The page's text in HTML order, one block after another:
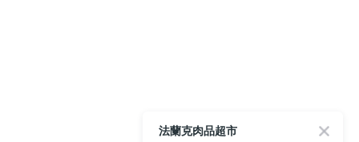
法蘭克肉品超市